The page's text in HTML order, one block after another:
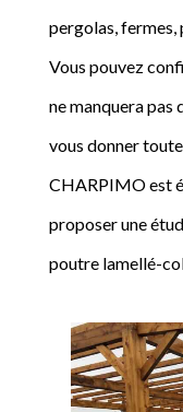
pergolas, fermes,
Vous pouvez
ne manquera pas
vous donner
CHARPIMO est
proposer une
poutre lamellé-